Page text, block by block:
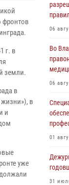
фронтов
г. в
земли.
в
в
и
уже
06
Во
06
01
31